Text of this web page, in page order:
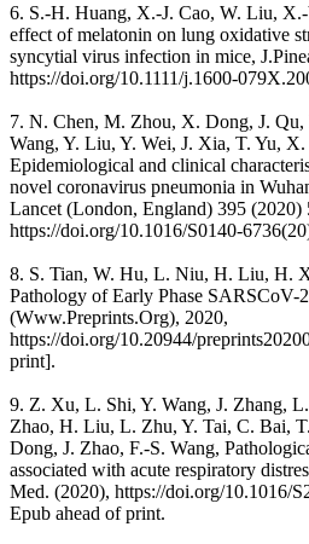
6. S.-H. Huang, X.-J. Cao, W. Liu,
effect of melatonin on lung oxidative
syncytial virus infection in mice,
https://doi.org/10.1111/j.1600-
7. N. Chen, M. Zhou, X. Dong, J. Qu,
Wang, Y. Liu, Y. Wei, J. Xia, T. Yu,
Epidemiological and clinical
novel coronavirus pneumonia in
Lancet (London, England) 395 (2020)
https://doi.org/10.1016/S0140-
8. S. Tian, W. Hu, L. Niu, H. Liu, H.
Pathology of Early Phase SARSCoV-
(Www.Preprints.Org), 2020,
https://doi.org/10.20944/
print].
9. Z. Xu, L. Shi, Y. Wang, J. Zhang,
Zhao, H. Liu, L. Zhu, Y. Tai, C. Bai,
Dong, J. Zhao, F.-S. Wang,
associated with acute respiratory
Med. (2020), https://doi.org/10.1016/
Epub ahead of print.